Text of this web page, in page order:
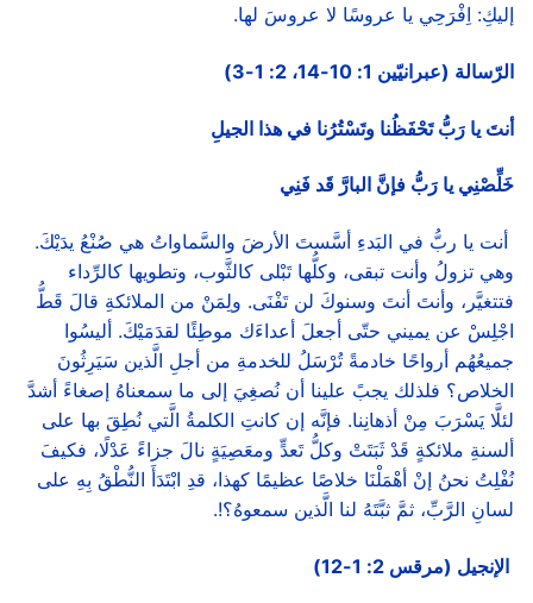
إليكِ: اِفْرَحِي يا عروسًا لا عروسَ لها.
الرّسالة (عبرانيّين 1: 10-14، 2: 1-3)
أنتَ يا رَبُّ تَحْفَظُنا وتَسْتُرُنا في هذا الجيلِ
خَلِّصْنِي يا رَبُّ فإنَّ البارَّ قَد فَنِي
أنت يا ربُّ في البَدءِ أسَّستَ الأرضَ والسَّماواتُ هي صُنْعُ يدَيْكَ.
وهي تزولُ وأنت تبقى، وكلُّها تَبْلى كالثَّوب، وتطويها كالرِّداء
فتتغيَّر، وأنتَ أنتَ وسنوكَ لن تَفْنَى. ولِمَنْ من الملائكةِ قالَ قَطُّ
اجْلِسْ عن يميني حتّى أجعلَ أعداءَك موطِئًا لقدَمَيْكَ. أليسُوا
جميعُهُم أرواحًا خادمةً تُرْسَلُ للخدمةِ من أجلِ الَّذين سَيَرِثُونَ
الخلاص؟ فلذلك يجبً علينا أن نُصغِيَ إلى ما سمعناهُ إصغاءً أشدَّ
لئلَّا يَسْرَبَ مِنْ أذهانِنا. فإنَّه إن كانتِ الكلمةُ الَّتي نُطِقَ بها على
ألسنةِ ملائكةٍ قَدْ ثَبَتَتْ وكلُّ تَعدٍّ ومعَصِيَةٍ نالَ جزاءً عَدْلًا، فكيفَ
نُفْلِتُ نحنُ إنْ أهْمَلْنَا خلاصًا عظيمًا كهذا، قدِ ابْتَدَأَ النُّطْقُ بِهِ على
لسانِ الرَّبِّ، ثمَّ ثبَّتَهُ لنا الَّذين سمعوهُ؟!.
الإنجيل (مرقس 2: 1-12)